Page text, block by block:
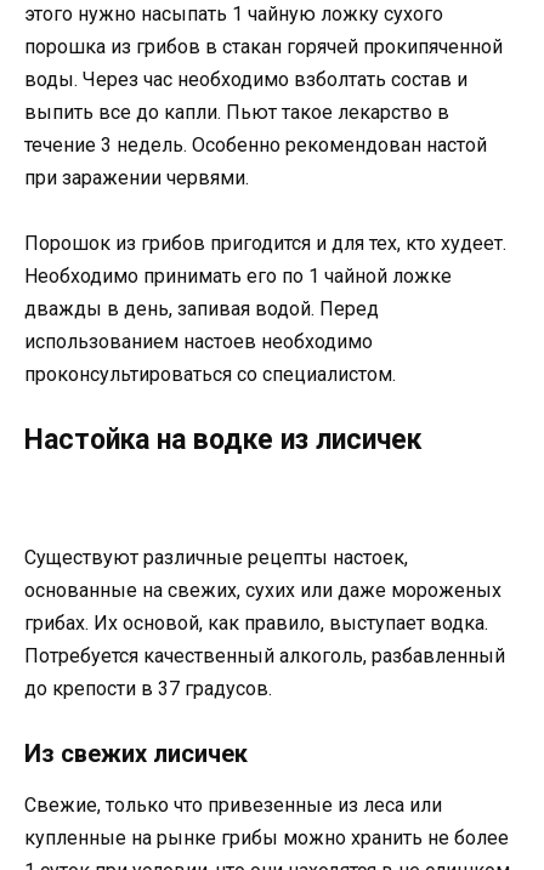
этого нужно насыпать 1 чайную ложку сухого
порошка из грибов в стакан горячей прокипяченной
воды. Через час необходимо взболтать состав и
выпить все до капли. Пьют такое лекарство в
течение 3 недель. Особенно рекомендован настой
при заражении червями.
Порошок из грибов пригодится и для тех, кто худеет.
Необходимо принимать его по 1 чайной ложке
дважды в день, запивая водой. Перед
использованием настоев необходимо
проконсультироваться со специалистом.
Настойка на водке из лисичек
Существуют различные рецепты настоек,
основанные на свежих, сухих или даже мороженых
грибах. Их основой, как правило, выступает водка.
Потребуется качественный алкоголь, разбавленный
до крепости в 37 градусов.
Из свежих лисичек
Свежие, только что привезенные из леса или
купленные на рынке грибы можно хранить не более